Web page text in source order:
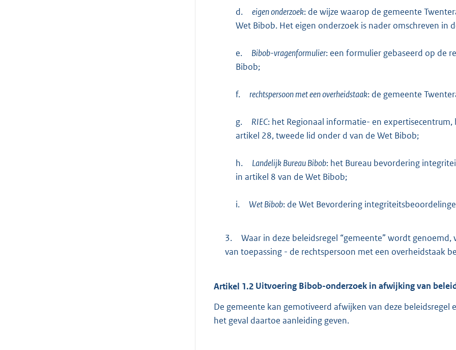
d. eigen onderzoek: de wijze waarop de gemeente
Wet Bibob. Het eigen onderzoek is nader omschreven in
e. Bibob-vragenformulier: een formulier gebaseerd op de
Bibob;
f. rechtspersoon met een overheidstaak: de gemeente
g. RIEC: het Regionaal informatie- en
artikel 28, tweede lid onder d van de Wet Bibob;
h. Landelijk Bureau Bibob: het Bureau bevordering
in artikel 8 van de Wet Bibob;
i. Wet Bibob: de Wet Bevordering
3.
Waar in deze beleidsregel “gemeente” wordt
van toepassing - de rechtspersoon met een overheidstaak
Artikel 1.2 Uitvoering Bibob-onderzoek in afwijking van
De gemeente kan gemotiveerd afwijken van deze
het geval daartoe aanleiding geven.